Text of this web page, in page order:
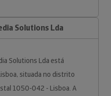
Solutions Lda
Solutions Lda está
situada no distrito
1050-042 - Lisboa. A